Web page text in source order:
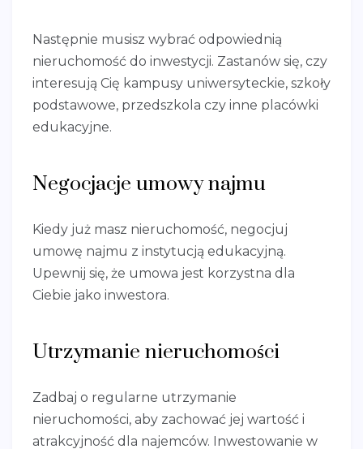
Następnie musisz wybrać odpowiednią
nieruchomość do inwestycji. Zastanów się, czy
interesują Cię kampusy uniwersyteckie, szkoły
podstawowe, przedszkola czy inne placówki
edukacyjne.
Negocjacje umowy najmu
Kiedy już masz nieruchomość, negocjuj
umowę najmu z instytucją edukacyjną.
Upewnij się, że umowa jest korzystna dla
Ciebie jako inwestora.
Utrzymanie nieruchomości
Zadbaj o regularne utrzymanie
nieruchomości, aby zachować jej wartość i
atrakcyjność dla najemców. Inwestowanie w